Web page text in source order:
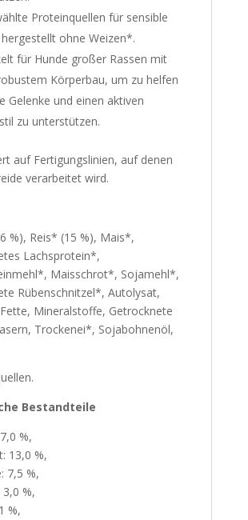
Proteinquellen für sensible
ohne Weizen*.
für Hunde großer Rassen mit
Körperbau, um zu helfen
Gelenke und einen aktiven
zu unterstützen.
auf Fertigungslinien, auf denen
verarbeitet wird.
%), Reis* (15 %), Mais*,
Lachsprotein*,
Maisschrot*, Sojamehl*,
Rübenschnitzel*, Autolysat,
Mineralstoffe, Getrocknete
Trockenei*, Sojabohnenöl,
Bestandteile
%,
13,0 %,
7,5 %,
%,
%,